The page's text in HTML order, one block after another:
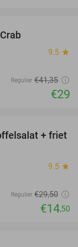
9.5 star
Regulier €41,35
€29
51%
+ friet
9.5 star
Regulier €29,50
€14,50